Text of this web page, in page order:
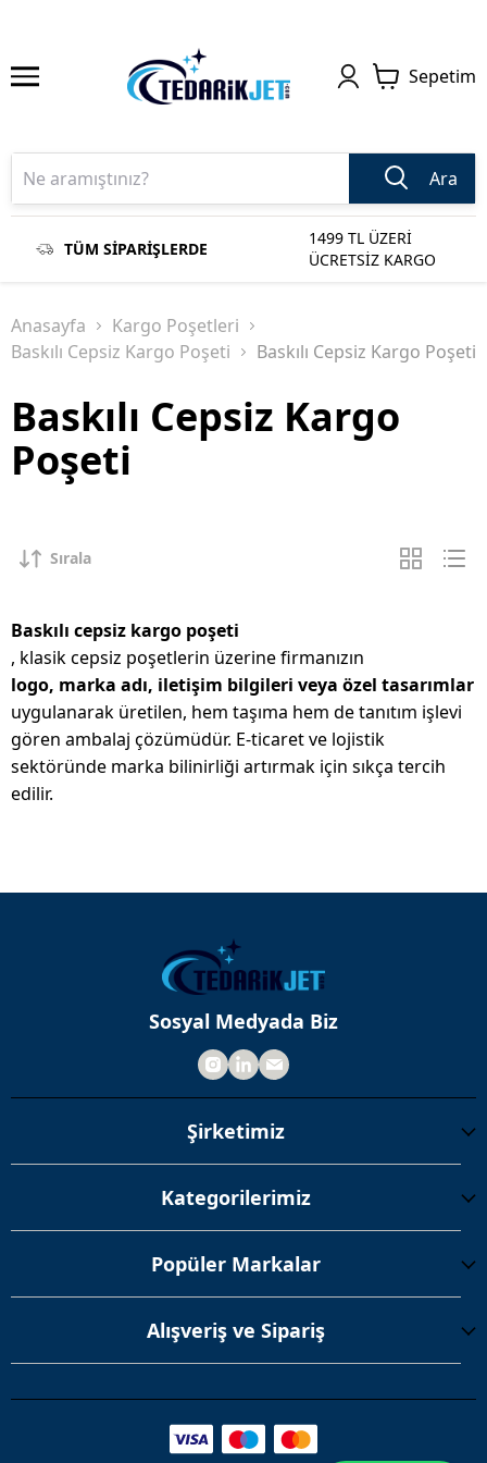
Sepetim
Ara
TÜM SİPARİŞLERDE
1499 TL ÜZERİ
ÜCRETSİZ KARGO
Anasayfa
Kargo Poşetleri
Baskılı Cepsiz Kargo Poşeti
Baskılı Cepsiz Kargo Poşeti
Baskılı Cepsiz Kargo
Poşeti
Sırala
Baskılı cepsiz kargo poşeti
, klasik cepsiz poşetlerin üzerine firmanızın
logo, marka adı, iletişim bilgileri veya özel tasarımlar
uygulanarak üretilen, hem taşıma hem de tanıtım işlevi
gören ambalaj çözümüdür. E-ticaret ve lojistik
sektöründe marka bilinirliği artırmak için sıkça tercih
edilir.
Sosyal Medyada Biz
Şirketimiz
Kategorilerimiz
Popüler Markalar
Alışveriş ve Sipariş